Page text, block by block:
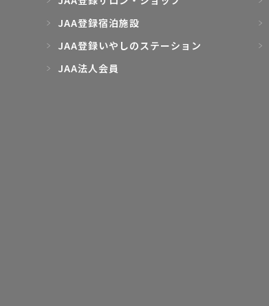
JAA登録宿泊施設
JAA登録いやしのステーション
JAA法人会員